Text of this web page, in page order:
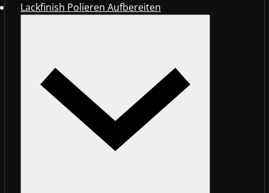
Lackfinish Polieren Aufbereiten